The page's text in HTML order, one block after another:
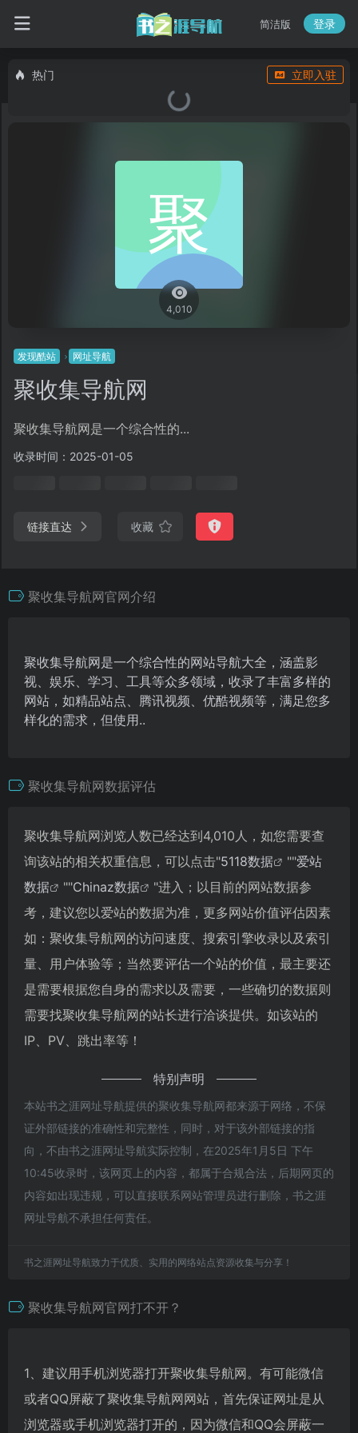
简洁版 登录
热门 立即入驻
4,010
发现酷站 网址导航
聚收集导航网
聚收集导航网是一个综合性的...
收录时间：2025-01-05
链接直达 收藏
聚收集导航网官网介绍
聚收集导航网是一个综合性的网站导航大全，涵盖影
视、娱乐、学习、工具等众多领域，收录了丰富多样的
网站，如精品站点、腾讯视频、优酷视频等，满足您多
样化的需求，但使用..
聚收集导航网数据评估
聚收集导航网浏览人数已经达到4,010人，如您需要查
询该站的相关权重信息，可以点击"5118数据 ""爱站
数据
""Chinaz数据
"进入；以目前的网站数据参
考，建议您以爱站的数据为准，更多网站价值评估因素
如：聚收集导航网的访问速度、搜索引擎收录以及索引
量、用户体验等；当然要评估一个站的价值，最主要还
是需要根据您自身的需求以及需要，一些确切的数据则
需要找聚收集导航网的站长进行洽谈提供。如该站的
IP、PV、跳出率等！
特别声明
本站书之涯网址导航提供的聚收集导航网都来源于网络，不保
证外部链接的准确性和完整性，同时，对于该外部链接的指
向，不由书之涯网址导航实际控制，在2025年1月5日 下午
10:45收录时，该网页上的内容，都属于合规合法，后期网页的
内容如出现违规，可以直接联系网站管理员进行删除，书之涯
网址导航不承担任何责任。
书之涯网址导航致力于优质、实用的网络站点资源收集与分享！
聚收集导航网官网打不开？
1、建议用手机浏览器打开聚收集导航网。有可能微信
或者QQ屏蔽了聚收集导航网网站，首先保证网址是从
浏览器或手机浏览器打开的，因为微信和QQ会屏蔽一